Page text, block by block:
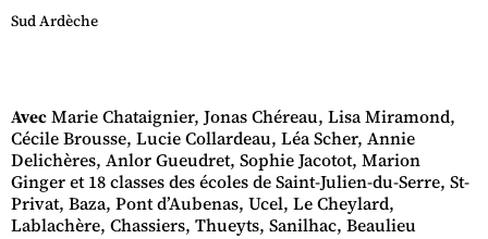
Sud Ardèche
AvecMarie Chataignier, Jonas Chéreau, Lisa Miramond,
Cécile Brousse, Lucie Collardeau, Léa Scher, Annie
Delichères, Anlor Gueudret, Sophie Jacotot, Marion
Ginger et 18 classes des écoles de Saint-Julien-du-Serre, St-
Privat, Baza, Pont d’Aubenas, Ucel, Le Cheylard,
Lablachère, Chassiers, Thueyts, Sanilhac, Beaulieu